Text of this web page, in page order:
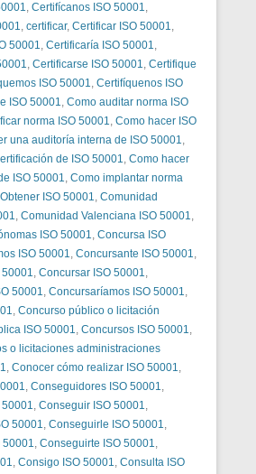
, Certifícanos ISO 50001,
, certificar, Certificar ISO 50001,
50001, Certificaría ISO 50001,
, Certificarse ISO 50001, Certifique
ISO 50001, Certifíquenos ISO
ISO 50001, Como auditar norma ISO
norma ISO 50001, Como hacer ISO
una auditoría interna de ISO 50001,
de ISO 50001, Como hacer
ISO 50001, Como implantar norma
ISO 50001, Comunidad
, Comunidad Valenciana ISO 50001,
ISO 50001, Concursa ISO
ISO 50001, Concursante ISO 50001,
, Concursar ISO 50001,
50001, Concursaríamos ISO 50001,
, Concurso público o licitación
ISO 50001, Concursos ISO 50001,
o licitaciones administraciones
, Conocer cómo realizar ISO 50001,
, Conseguidores ISO 50001,
, Conseguir ISO 50001,
50001, Conseguirle ISO 50001,
50001, Conseguirte ISO 50001,
, Consigo ISO 50001, Consulta ISO